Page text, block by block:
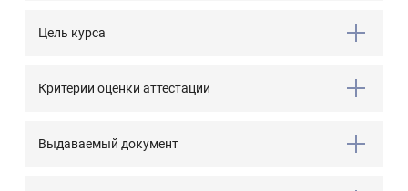
Цель курса
Критерии оценки аттестации
Выдаваемый документ